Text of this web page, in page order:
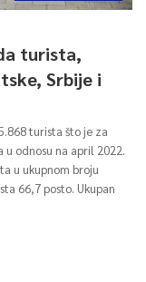
turista,
Srbije i
turista što je za
u odnosu na april 2022.
u ukupnom broju
66,7 posto. Ukupan